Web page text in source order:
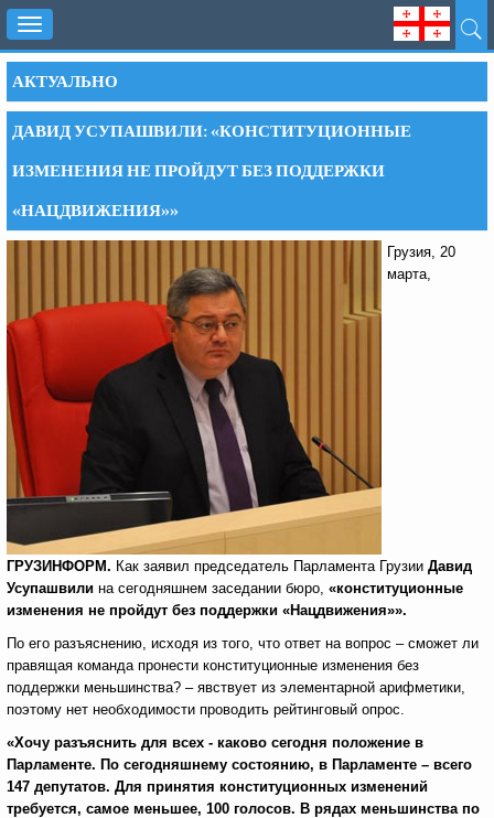
Toggle
navigation
АКТУАЛЬНО
ДАВИД УСУПАШВИЛИ: «КОНСТИТУЦИОННЫЕ
ИЗМЕНЕНИЯ НЕ ПРОЙДУТ БЕЗ ПОДДЕРЖКИ
«НАЦДВИЖЕНИЯ»»
Грузия, 20
марта,
ГРУЗИНФОРМ. Как заявил председатель Парламента Грузии Давид
Усупашвили на сегодняшнем заседании бюро, «конституционные
изменения не пройдут без поддержки «Нацдвижения»».
По его разъяснению, исходя из того, что ответ на вопрос – сможет ли
правящая команда пронести конституционные изменения без
поддержки меньшинства? – явствует из элементарной арифметики,
поэтому нет необходимости проводить рейтинговый опрос.
«Хочу разъяснить для всех - каково сегодня положение в
Парламенте. По сегодняшнему состоянию, в Парламенте – всего
147 депутатов. Для принятия конституционных изменений
требуется, самое меньшее, 100 голосов. В рядах меньшинства по